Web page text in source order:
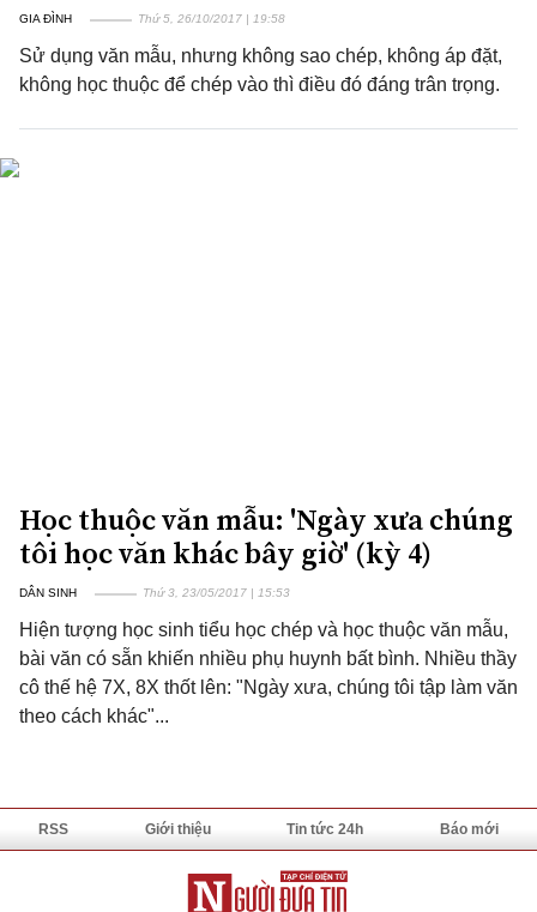
GIA ĐÌNH Thứ 5, 26/10/2017 | 19:58
Sử dụng văn mẫu, nhưng không sao chép, không áp đặt,
không học thuộc để chép vào thì điều đó đáng trân trọng.
Học thuộc văn mẫu: 'Ngày xưa chúng
tôi học văn khác bây giờ' (kỳ 4)
DÂN SINH Thứ 3, 23/05/2017 | 15:53
Hiện tượng học sinh tiểu học chép và học thuộc văn mẫu,
bài văn có sẵn khiến nhiều phụ huynh bất bình. Nhiều thầy
cô thế hệ 7X, 8X thốt lên: "Ngày xưa, chúng tôi tập làm văn
theo cách khác"...
RSS Giới thiệu Tin tức 24h Báo mới